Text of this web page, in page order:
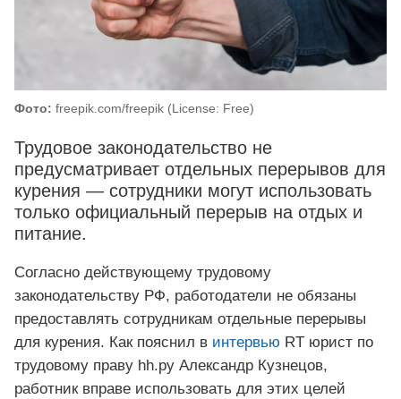
Фото: freepik.com/freepik (License: Free)
Трудовое законодательство не
предусматривает отдельных перерывов для
курения — сотрудники могут использовать
только официальный перерыв на отдых и
питание.
Согласно действующему трудовому
законодательству РФ, работодатели не обязаны
предоставлять сотрудникам отдельные перерывы
для курения. Как пояснил в интервью RT юрист по
трудовому праву hh.ру Александр Кузнецов,
работник вправе использовать для этих целей